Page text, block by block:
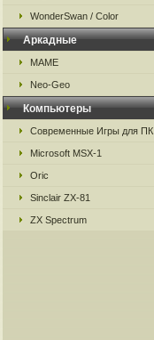
WonderSwan / Color
Аркадные
MAME
Neo-Geo
Компьютеры
Современные Игры для ПК
Microsoft MSX-1
Oric
Sinclair ZX-81
ZX Spectrum